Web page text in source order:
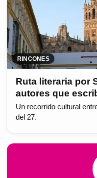
RINCONES
Ruta literaria por
autores que
Un recorrido cultural
del 27.